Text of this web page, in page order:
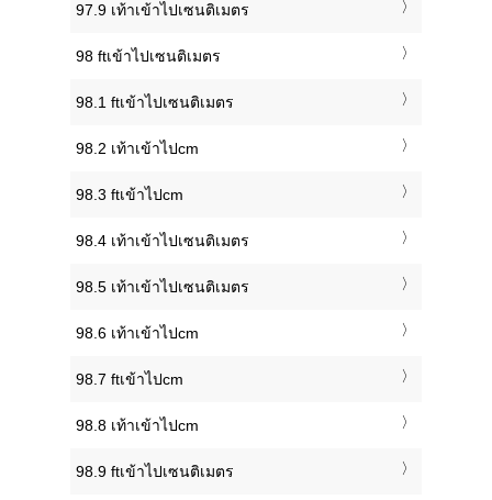
97.9 เท้าเข้าไปเซนติเมตร
98 ftเข้าไปเซนติเมตร
98.1 ftเข้าไปเซนติเมตร
98.2 เท้าเข้าไปcm
98.3 ftเข้าไปcm
98.4 เท้าเข้าไปเซนติเมตร
98.5 เท้าเข้าไปเซนติเมตร
98.6 เท้าเข้าไปcm
98.7 ftเข้าไปcm
98.8 เท้าเข้าไปcm
98.9 ftเข้าไปเซนติเมตร